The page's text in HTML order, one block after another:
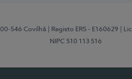
546 Covilhã | Registo ERS - E160629 |
NIPC 510 113 516